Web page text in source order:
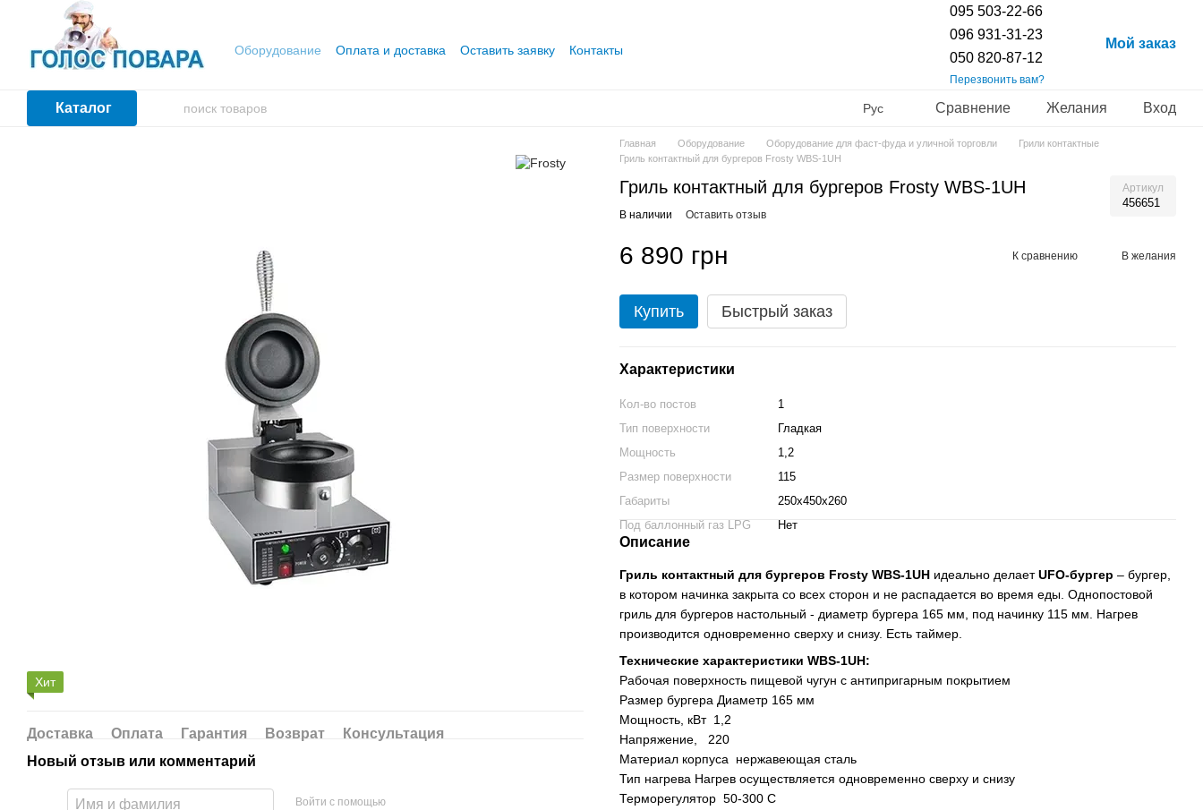
Перейти к основному контенту
Оборудование Оплата и доставка Оставить заявку Контакты
095 503-22-66
096 931-31-23
050 820-87-12
Перезвонить вам?
Мой заказ
Каталог Рус Сравнение Желания Вход
Хит
Доставка Оплата Гарантия Возврат
Консультация
Новый отзыв или комментарий
Войти с помощью
Главная Оборудование Оборудование для фаст-фуда и уличной торговли
Грили контактные
Гриль контактный для бургеров Frosty WBS-1UH
Гриль контактный для бургеров Frosty WBS-1UH Артикул
456651
В наличии Оставить отзыв
6 890 грн К сравнению В желания
Купить Быстрый заказ
Характеристики
Кол-во постов
1
Тип поверхности
Гладкая
Мощность
1,2
Размер поверхности
115
Габариты
250х450х260
Под баллонный газ LPG
Нет
Описание
Гриль контактный для бургеров Frosty WBS-1UH идеально делаетUFO-бургер – бургер,
в котором начинка закрыта со всех сторон и не распадается во время еды. Однопостовой
гриль для бургеров настольный - диаметр бургера 165 мм, под начинку 115 мм. Нагрев
производится одновременно сверху и снизу. Есть таймер.
Технические характеристики WBS-1UH:
Рабочая поверхность пищевой чугун с антипригарным покрытием
Размер бургера Диаметр 165 мм
Мощность, кВт 1,2
Напряжение, 220
Материал корпуса нержавеющая сталь
Тип нагрева Нагрев осуществляется одновременно сверху и снизу
Терморегулятор 50-300 С